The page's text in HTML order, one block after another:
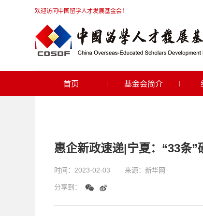
欢迎访问中国留学人才发展基金会！
首页 基金会简介
惠企新政速递|宁夏：“33条
时间： 2023-02-03 来源： 新华网
分享到：